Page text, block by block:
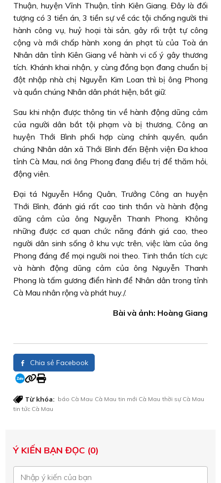
Thuận, huyện Vĩnh Thuận, tỉnh Kiên Giang. Đây là đối
tượng có 3 tiền án, 3 tiền sự về các tội chống người thi
hành công vụ, huỷ hoại tài sản, gây rối trật tự công
cộng và mới chấp hành xong án phạt tù của Toà án
Nhân dân tỉnh Kiên Giang về hành vi cố ý gây thương
tích. Khánh khai nhận, y cùng đồng bọn đang chuẩn bị
đột nhập nhà chị Nguyễn Kim Loan thì bị ông Phong
và quần chúng Nhân dân phát hiện, bắt giữ.
Sau khi nhận được thông tin về hành động dũng cảm
của người dân bắt tội phạm và bị thương, Công an
huyện Thới Bình phối hợp cùng chính quyền, quần
chúng Nhân dân xã Thới Bình đến Bệnh viện Đa khoa
tỉnh Cà Mau, nơi ông Phong đang điều trị để thăm hỏi,
động viên.
Đại tá Nguyễn Hồng Quân, Trưởng Công an huyện
Thới Bình, đánh giá rất cao tinh thần và hành động
dũng cảm của ông Nguyễn Thanh Phong. Không
những được cơ quan chức năng đánh giá cao, theo
người dân sinh sống ở khu vực trên, việc làm của ông
Phong đáng để mọi người noi theo. Tinh thần tích cực
và hành động dũng cảm của ông Nguyễn Thanh
Phong là tấm gương điển hình để Nhân dân trong tỉnh
Cà Mau nhân rộng và phát huy./.
Bài và ảnh: Hoàng Giang
Chia sẻ Facebook
Từ khóa: báo Cà Mau Cà Mau tin mới Cà Mau thời sự Cà Mau
tin tức Cà Mau
Ý KIẾN BẠN ĐỌC (0)